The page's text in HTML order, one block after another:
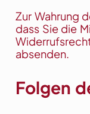
Zur Wahrung
dass Sie die
absenden.
Folgen